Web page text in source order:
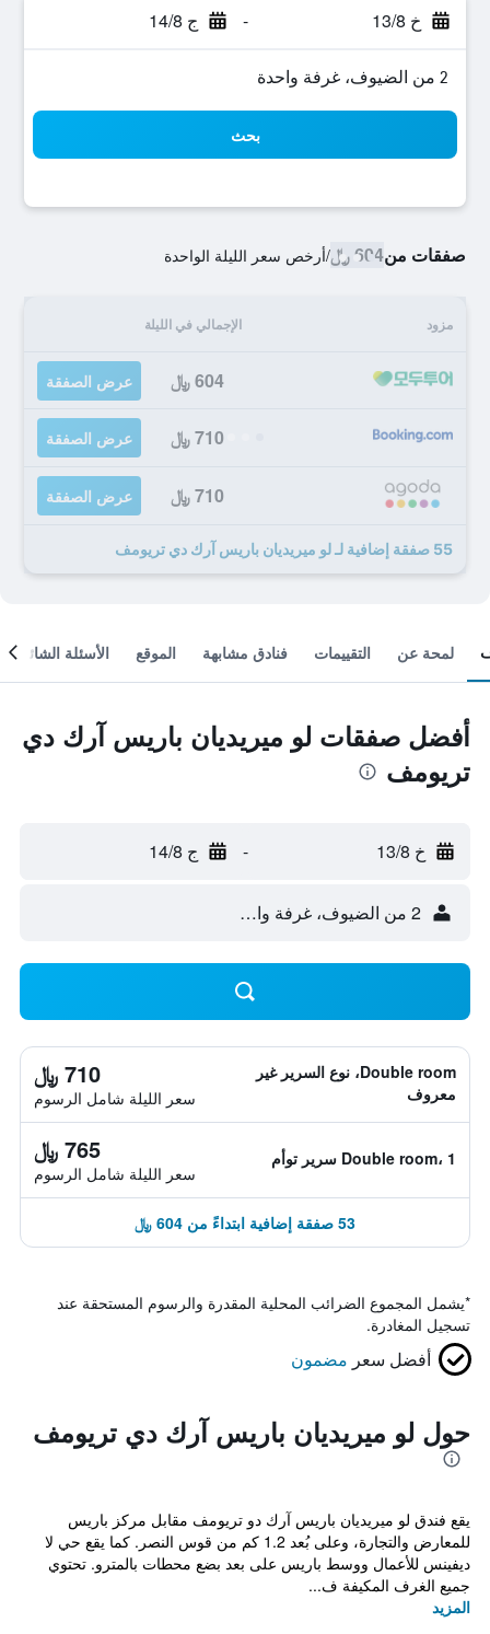
خ 13/8 - ج 14/8
2 من الضيوف، غرفة واحدة
بحث
صفقات من604 ﷼ /أرخص سعر الليلة الواحدة
مزود الإجمالي في الليلة
604 ﷼ عرض الصفقة
710 ﷼ عرض الصفقة
710 ﷼ عرض الصفقة
55 صفقة إضافية لـ لو ميريديان باريس آرك دي تريومف
لمحة عن التقييمات فنادق مشابهة الموقع الأسئلة الشائعة
أفضل صفقات لو ميريديان باريس آرك دي
تريومف
خ 13/8 - ج 14/8
2 من الضيوف، غرفة واحدة
Double room، نوع السرير غير
معروف
710 ﷼
سعر الليلة شامل الرسوم
Double room، 1 سرير توأم 765 ﷼
سعر الليلة شامل الرسوم
53 صفقة إضافية ابتداءً من 604 ﷼
*يشمل المجموع الضرائب المحلية المقدرة والرسوم المستحقة عند
تسجيل المغادرة.
أفضل سعر مضمون
حول لو ميريديان باريس آرك دي تريومف
يقع فندق لو ميريديان باريس آرك دو تريومف مقابل مركز باريس
للمعارض والتجارة، وعلى بُعد 1.2 كم من قوس النصر. كما يقع حي لا
ديفينس للأعمال ووسط باريس على بعد بضع محطات بالمترو. تحتوي
جميع الغرف المكيفة ف...
المزيد